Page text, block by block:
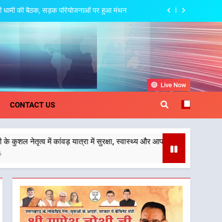
धामी की बैठक, सड़क परियोजनाओं पर हुआ मंथन
मसूरी के नियोजित विकास को मिलेगी रफ्तार
टनकपुर एक्सप्रेस का ठहराव हुआ स्वीकृत
और आपातकालीन सेवाओं की बनी मजबूत व्यवस्था
मसूरी के नियोजित विकास को मिलेगी रफ्तार
टनकपुर एक्सप्रेस का ठहराव हुआ स्वीकृत
और आपातकालीन सेवाओं की बनी मजबूत व्यवस्था
CONTACT US
Live Now
यात्रा में सुरक्षा, स्वास्थ्य और आपातकालीन सेवाओं की बनी मजबूत व्यवस्था